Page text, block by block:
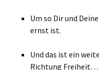
Um so Dir und
ernst ist.
Und das ist ein
Richtung Freiheit…